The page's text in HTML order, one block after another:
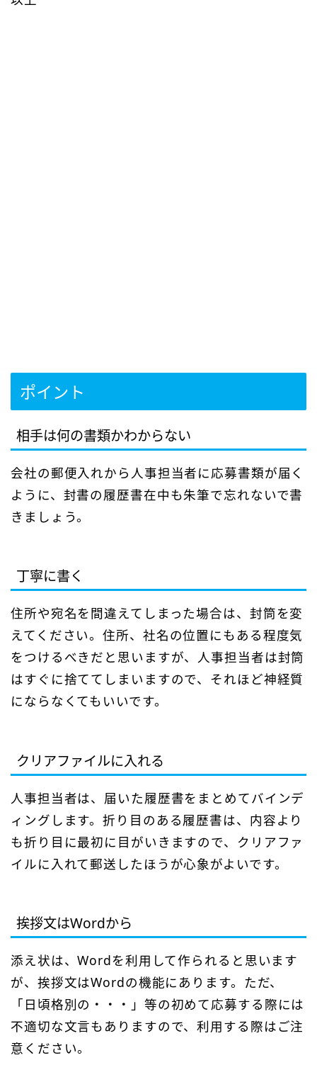
ポイント
相手は何の書類かわからない
会社の郵便入れから人事担当者に応募書類が届く
ように、封書の履歴書在中も朱筆で忘れないで書
きましょう。
丁寧に書く
住所や宛名を間違えてしまった場合は、封筒を変
えてください。住所、社名の位置にもある程度気
をつけるべきだと思いますが、人事担当者は封筒
はすぐに捨ててしまいますので、それほど神経質
にならなくてもいいです。
クリアファイルに入れる
人事担当者は、届いた履歴書をまとめてバインデ
ィングします。折り目のある履歴書は、内容より
も折り目に最初に目がいきますので、クリアファ
イルに入れて郵送したほうが心象がよいです。
挨拶文はWordから
添え状は、Wordを利用して作られると思います
が、挨拶文はWordの機能にあります。ただ、
「日頃格別の・・・」等の初めて応募する際には
不適切な文言もありますので、利用する際はご注
意ください。